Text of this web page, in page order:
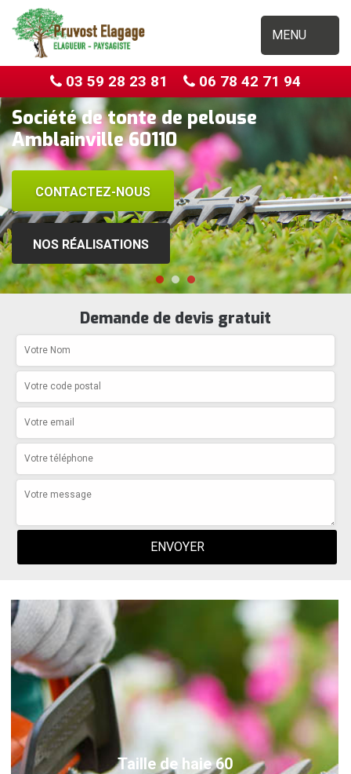
MENU
03 59 28 23 81 06 78 42 71 94
Société de tonte de pelouse
Amblainville 60110
CONTACTEZ-NOUS
NOS RÉALISATIONS
Demande de devis gratuit
Taille de haie 60